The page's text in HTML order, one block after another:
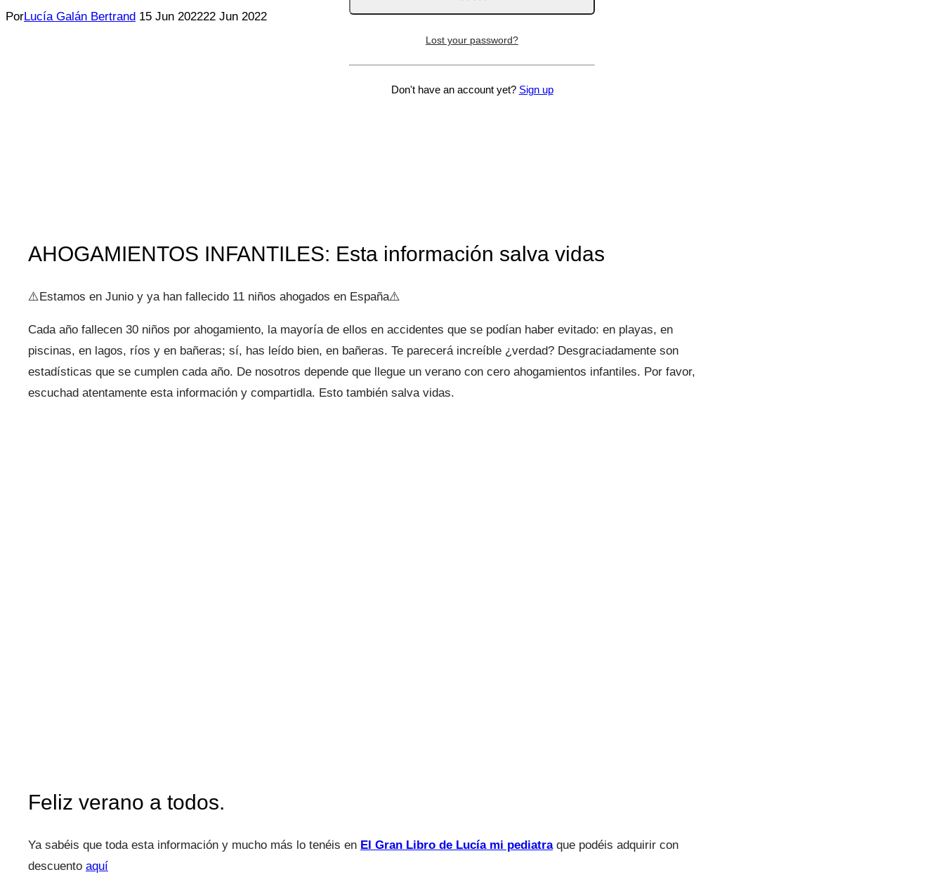
PorLucía Galán Bertrand 15 Jun 202222 Jun 2022
AHOGAMIENTOS INFANTILES: Esta información salva vidas
⚠️Estamos en Junio y ya han fallecido 11 niños ahogados en España⚠️
Cada año fallecen 30 niños por ahogamiento, la mayoría de ellos en accidentes que se podían haber evitado: en playas, en
piscinas, en lagos, ríos y en bañeras; sí, has leído bien, en bañeras. Te parecerá increíble ¿verdad? Desgraciadamente son
estadísticas que se cumplen cada año. De nosotros depende que llegue un verano con cero ahogamientos infantiles. Por favor,
escuchad atentamente esta información y compartidla. Esto también salva vidas.
Feliz verano a todos.
Ya sabéis que toda esta información y mucho más lo tenéis en El Gran Libro de Lucía mi pediatra que podéis adquirir con
descuento aquí
Lost your password?
Don't have an account yet? Sign up